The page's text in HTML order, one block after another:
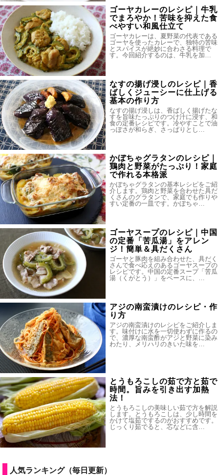
ゴーヤカレーのレシピ｜牛乳
でまろやか！苦味を抑えた食
べやすい和風仕立て
ゴーヤカレーは、夏野菜の代表である
ゴーヤを使ったカレーで、独特の苦味
とスパイスが絶妙に合わさる料理で
す。今回紹介するのは、牛乳を加…
なすの揚げ浸しのレシピ｜香
ばしくジューシーに仕上げる
基本の作り方
なすの揚げ浸しは、香ばしく揚げたな
すを旨味たっぷりのつけ汁に浸す、和
食の定番レシピです。冷やすことで油
っぽさが和らぎ、さっぱりとし…
かぼちゃグラタンのレシピ｜
鶏肉と野菜がたっぷり！家庭
で作れる本格派
かぼちゃグラタンの基本レシピをご紹
介します。鶏肉と野菜を合わせた具だ
くさんのグラタンで、家庭でも作りや
すい定番の一皿です。かぼちゃ…
ゴーヤスープのレシピ｜中国
の定番「苦瓜湯」をアレン
ジ！簡単＆具だくさん
ゴーヤと豚肉を組み合わせた、具だく
さんで食べ応えのあるゴーヤスープの
レシピです。中国の定番スープ「苦瓜
湯（くがとう）」をベースに、…
アジの南蛮漬けのレシピ・作
り方
アジの南蛮漬けのレシピをご紹介しま
す。味付けに水を一切使わずに作るの
で、濃厚な南蛮酢がアジと野菜に染み
わたり、メリハリのきいた味を…
とうもろこしの茹で方と茹で
時間。旨みを引き出す加熱
法！
とうもろこしの美味しい茹で方を解説
します。とうもろこしは、少し時間を
かけて塩茹でするのがおすすめです。
じっくり茹でると、芯などに含…
人気ランキング（毎日更新）